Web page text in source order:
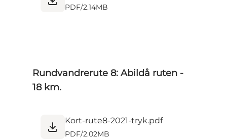
PDF/2.14MB
Rundvandrerute 8: Abildå ruten -
18 km.
Kort-rute8-2021-tryk.pdf
PDF/2.02MB